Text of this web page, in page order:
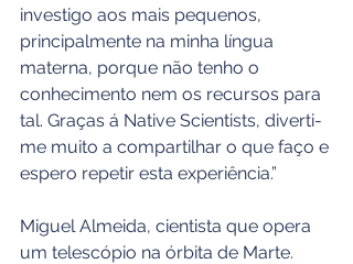
investigo aos mais pequenos,
principalmente na minha língua
materna, porque não tenho o
conhecimento nem os recursos para
tal. Graças á Native Scientists, diverti-
me muito a compartilhar o que faço e
espero repetir esta experiência.”
Miguel Almeida, cientista que opera
um telescópio na órbita de Marte.